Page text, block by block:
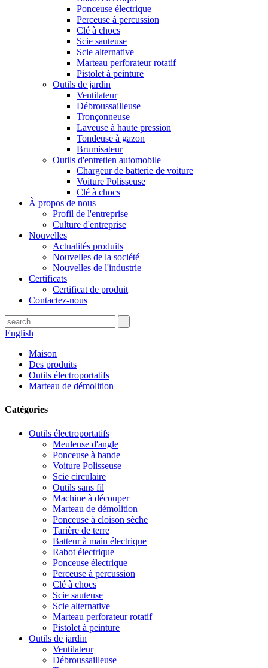
Ponceuse électrique
Perceuse à percussion
Clé à chocs
Scie sauteuse
Scie alternative
Marteau perforateur rotatif
Pistolet à peinture
Outils de jardin
Ventilateur
Débroussailleuse
Tronçonneuse
Laveuse à haute pression
Tondeuse à gazon
Brumisateur
Outils d'entretien automobile
Chargeur de batterie de voiture
Voiture Polisseuse
Clé à chocs
À propos de nous
Profil de l'entreprise
Culture d'entreprise
Nouvelles
Actualités produits
Nouvelles de la société
Nouvelles de l'industrie
Certificats
Certificat de produit
Contactez-nous
English
Maison
Des produits
Outils électroportatifs
Marteau de démolition
Catégories
Outils électroportatifs
Meuleuse d'angle
Ponceuse à bande
Voiture Polisseuse
Scie circulaire
Outils sans fil
Machine à découper
Marteau de démolition
Ponceuse à cloison sèche
Tarière de terre
Batteur à main électrique
Rabot électrique
Ponceuse électrique
Perceuse à percussion
Clé à chocs
Scie sauteuse
Scie alternative
Marteau perforateur rotatif
Pistolet à peinture
Outils de jardin
Ventilateur
Débroussailleuse